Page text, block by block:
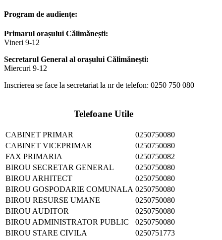
Program de audiențe:
Primarul orașului Călimănești:
Vineri 9-12
Secretarul General al orașului Călimănești:
Miercuri 9-12
Inscrierea se face la secretariat la nr de telefon: 0250 750 080
Telefoane Utile
CABINET PRIMAR
0250750080
CABINET VICEPRIMAR
0250750080
FAX PRIMARIA
0250750082
BIROU SECRETAR GENERAL
0250750080
BIROU ARHITECT
0250750080
BIROU GOSPODARIE COMUNALA 0250750080
BIROU RESURSE UMANE
0250750080
BIROU AUDITOR
0250750080
BIROU ADMINISTRATOR PUBLIC
0250750080
BIROU STARE CIVILA
0250751773